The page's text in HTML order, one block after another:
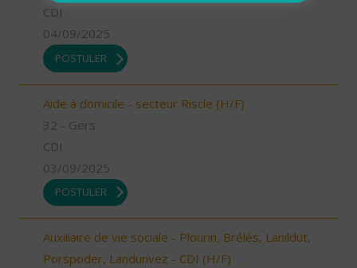
CDI
04/09/2025
POSTULER
Aide à domicile - secteur Riscle (H/F)
32 - Gers
CDI
03/09/2025
POSTULER
Auxiliaire de vie sociale - Plourin, Brélès, Lanildut,
Porspoder, Landunvez - CDI (H/F)